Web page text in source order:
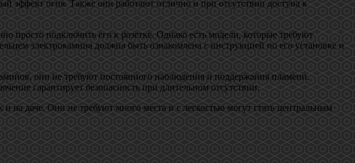
эффект огня. Также они работают отлично и при отсутствии доступа к
просто подключить его к розетке. Однако есть модели, которые требуют
электрокамина должна быть ознакомлена с инструкцией по его установке и
они не требуют постоянного наблюдения и поддержания пламени.
гарантирует безопасность при длительном отсутствии.
на даче. Они не требуют много места и с легкостью могут стать центральным